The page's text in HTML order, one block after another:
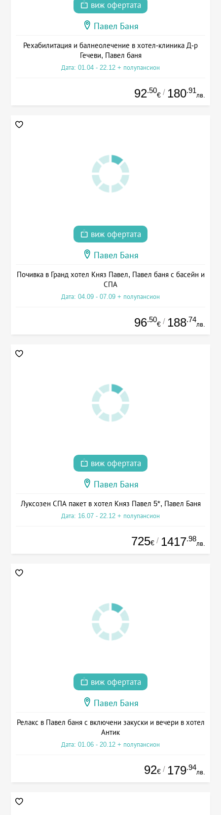
виж офертата
Павел Баня
Рехабилитация и балнеолечение в хотел-клиника Д-р
Гечеви, Павел баня
Дата: 01.04 - 22.12 + полупансион
92.50
€ / 180.91
лв.
виж офертата
Павел Баня
Почивка в Гранд хотел Княз Павел, Павел баня с басейн и
СПА
Дата: 04.09 - 07.09 + полупансион
96.50
€ / 188.74
лв.
виж офертата
Павел Баня
Луксозен СПА пакет в хотел Княз Павел 5*, Павел Баня
Дата: 16.07 - 22.12 + полупансион
725€ / 1417.98
лв.
виж офертата
Павел Баня
Релакс в Павел баня с включени закуски и вечери в хотел
Антик
Дата: 01.06 - 20.12 + полупансион
92€ / 179.94
лв.